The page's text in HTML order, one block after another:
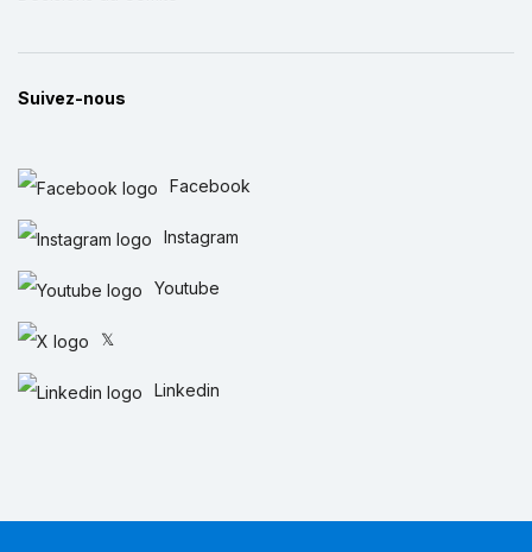
Suivez-nous
Facebook
Instagram
Youtube
𝕏
Linkedin